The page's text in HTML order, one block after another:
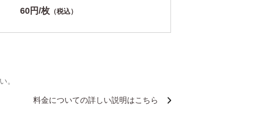
60円/枚 （税込）
。
料金についての詳しい説明はこちら